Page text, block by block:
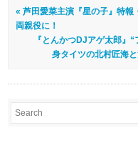
« 芦田愛菜主演『星の子』特
両親役に！
『とんかつDJアゲ太郎』
身タイツの北村匠海